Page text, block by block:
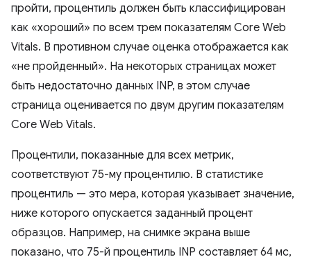
пройти, процентиль должен быть классифицирован
как «хороший» по всем трем показателям Core Web
Vitals. В противном случае оценка отображается как
«не пройденный». На некоторых страницах может
быть недостаточно данных INP, в этом случае
страница оценивается по двум другим показателям
Core Web Vitals.
Процентили, показанные для всех метрик,
соответствуют 75-му процентилю. В статистике
процентиль — это мера, которая указывает значение,
ниже которого опускается заданный процент
образцов. Например, на снимке экрана выше
показано, что 75-й процентиль INP составляет 64 мс,